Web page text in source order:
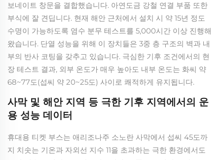
보네이트 창문을 결합했습니다. 아연도금 강철 연결 부품 또한
부식에 잘 견딥니다. 현재 해안 근처에서 설치 시 약 15년 정도
수명이 가능하도록 염수 분무 테스트를 5,000시간 이상 진행해
왔습니다. 단열 성능을 위해 이 장치들은 3중 층 구조의 벽과 내
부의 반사 코팅을 갖추고 있습니다. 극심한 기후 조건에서의 현
장 테스트 결과, 외부 온도가 매우 높아도 내부 온도는 화씨 약
68~77도(섭씨 약 20~25도) 사이로 쾌적하게 유지됩니다.
사막 및 해안 지역 등 극한 기후 지역에서의 운
용 성능 데이터
휴대용 티켓 부스는 애리조나주 소노란 사막에서 섭씨 45도까
지 치솟는 기온과 자외선 지수 11을 초과하는 극한 환경에서도